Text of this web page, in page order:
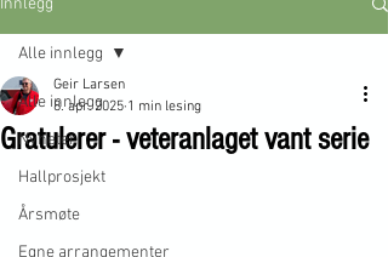
Alle innlegg
Nyheter
Hallprosjekt
Årsmøte
Egne arrangementer
Alle innlegg
Gratulerer - veteranlaget vant serie
Geir Larsen
8. apr. 2025 1 min lesing